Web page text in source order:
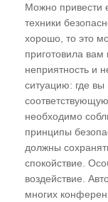
"Солярис"
ноосферы.
"Как
Почему
будущего,
орел
ГЛАВА
Можно привести
техники
хорошо, то это
приготовила
неприятность и
ситуацию: где вы
необходимо
принципы
должны
спокойствие.
воздействие.
многих